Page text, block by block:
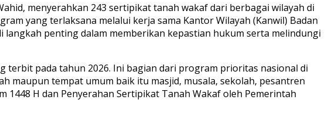
menyerahkan 243 sertipikat tanah wakaf dari berbagai wilayah di
yang terlaksana melalui kerja sama Kantor Wilayah (Kanwil) Badan
langkah penting dalam memberikan kepastian hukum serta melindungi
terbit pada tahun 2026. Ini bagian dari program prioritas nasional di
maupun tempat umum baik itu masjid, musala, sekolah, pesantren
H dan Penyerahan Sertipikat Tanah Wakaf oleh Pemerintah